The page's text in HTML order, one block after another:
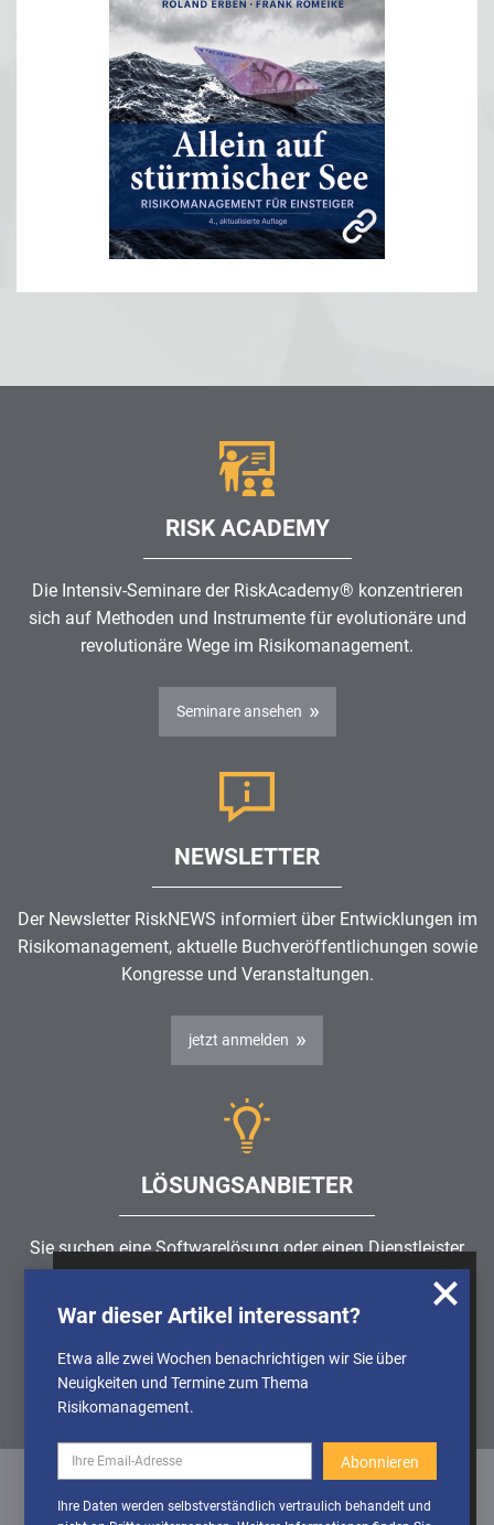
Informationen über die Nutzung unserer
Webseite zu erhalten und unser Angebot so
stetig verbessern zu können. Weitere
Informationen finden Sie in unserer
deaktivieren
Cookies aktivieren
RISK ACADEMY
Die Intensiv-Seminare der RiskAcademy® konzentrieren
sich auf Methoden und Instrumente für evolutionäre und
revolutionäre Wege im Risikomanagement.
Seminare ansehen
NEWSLETTER
Der Newsletter RiskNEWS informiert über Entwicklungen im
Risikomanagement, aktuelle Buchveröffentlichungen sowie
Kongresse und Veranstaltungen.
jetzt anmelden
LÖSUNGSANBIETER
Sie suchen eine Softwarelösung oder einen Dienstleister
rund um die ThemenRisikomanagement,GRC, IKS oder
ISMS?
Partner finden
War dieser Artikel interessant?
Etwa alle zwei Wochen benachrichtigen wir Sie über
Neuigkeiten und Termine zum Thema
Risikomanagement.
Ihre Daten werden selbstverständlich vertraulich behandelt und